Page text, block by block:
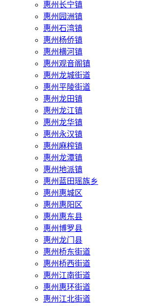
惠州长宁镇
惠州园洲镇
惠州石湾镇
惠州杨侨镇
惠州横河镇
惠州观音阁镇
惠州龙城街道
惠州平陵街道
惠州龙田镇
惠州龙江镇
惠州龙华镇
惠州永汉镇
惠州麻榨镇
惠州龙潭镇
惠州地派镇
惠州蓝田瑶族乡
惠州惠城区
惠州惠阳区
惠州惠东县
惠州‌博罗县
惠州‌龙门县
惠州桥东街道
惠州桥西街道
惠州江南街道
惠州惠环街道
惠州江北街道